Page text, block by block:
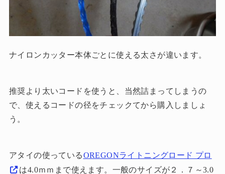
ナイロンカッター本体ごとに使える太さが違います。
推奨より太いコードを使うと、当然詰まってしまうの
で、使えるコードの径をチェックてから購入しましょ
う。
アタイの使っているOREGONライトニングロード プロ
は4.0ｍｍまで使えます。一般のサイズが２．７～3.0